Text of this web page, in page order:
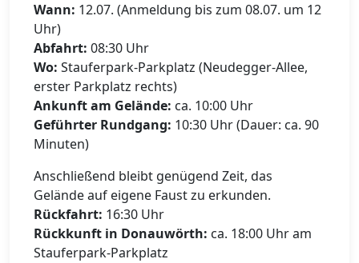
Wann: 12.07. (Anmeldung bis zum 08.07. um 12
Uhr)
Abfahrt: 08:30 Uhr
Wo: Stauferpark-Parkplatz (Neudegger-Allee,
erster Parkplatz rechts)
Ankunft am Gelände: ca. 10:00 Uhr
Geführter Rundgang: 10:30 Uhr (Dauer: ca. 90
Minuten)
Anschließend bleibt genügend Zeit, das
Gelände auf eigene Faust zu erkunden.
Rückfahrt: 16:30 Uhr
Rückkunft in Donauwörth: ca. 18:00 Uhr am
Stauferpark-Parkplatz